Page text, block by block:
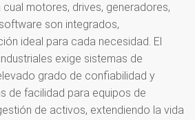
cual motores, drives, generadores,
son integrados,
ideal para cada necesidad. El
exige sistemas de
grado de confiabilidad y
de facilidad para equipos de
de activos, extendiendo la vida